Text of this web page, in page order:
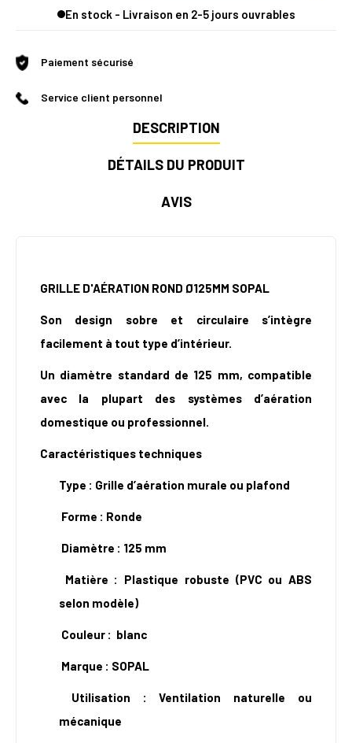
En stock - Livraison en 2-5 jours ouvrables
Paiement sécurisé
Service client personnel
DESCRIPTION
DÉTAILS DU PRODUIT
AVIS
GRILLE D'AÉRATION ROND Ø125MM SOPAL
Son design sobre et circulaire s’intègre
facilement à tout type d’intérieur.
Un diamètre standard de 125 mm, compatible
avec la plupart des systèmes d’aération
domestique ou professionnel.
Caractéristiques techniques
Type : Grille d’aération murale ou plafond
Forme : Ronde
Diamètre : 125 mm
Matière : Plastique robuste (PVC ou ABS
selon modèle)
Couleur : blanc
Marque : SOPAL
Utilisation : Ventilation naturelle ou
mécanique